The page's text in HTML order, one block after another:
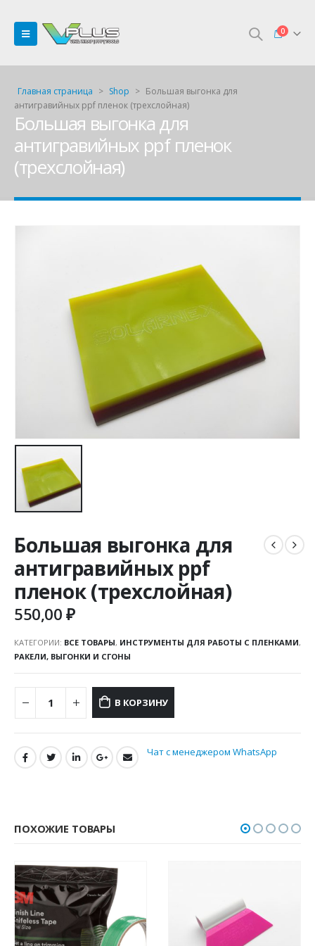
0
Главная страница > Shop > Большая выгонка для
антигравийных ppf пленок (трехслойная)
Большая выгонка для
антигравийных ppf пленок
(трехслойная)
Большая выгонка для
антигравийных ppf
пленок (трехслойная)
550,00₽
КАТЕГОРИИ: ВСЕ ТОВАРЫ, ИНСТРУМЕНТЫ ДЛЯ РАБОТЫ С ПЛЕНКАМИ,
РАКЕЛИ, ВЫГОНКИ И СГОНЫ
В КОРЗИНУ
Чат с менеджером WhatsApp
ПОХОЖИЕ ТОВАРЫ